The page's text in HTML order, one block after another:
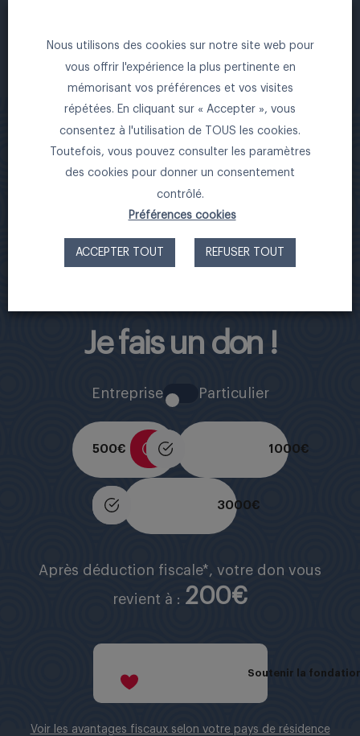
FONDATION INSTITUT LYFE
Château du Vivier
1A Chemin de Calabert – 69130 Ecully –
FRANCE
Tel : 04 27 02 96 39 – du lundi au vendredi –
Je fais un don !
Entreprise Particulier
500 €
Après déduction fiscale*, votre don vous
revient à : 200€
Soutenir la fondation
Voir les avantages fiscaux selon votre pays de résidence
Nous utilisons des cookies sur notre site web pour
vous offrir l'expérience la plus pertinente en
mémorisant vos préférences et vos visites
répétées. En cliquant sur « Accepter », vous
consentez à l'utilisation de TOUS les cookies.
Toutefois, vous pouvez consulter les paramètres
des cookies pour donner un consentement
contrôlé.
Préférences cookies
ACCEPTER TOUT REFUSER TOUT